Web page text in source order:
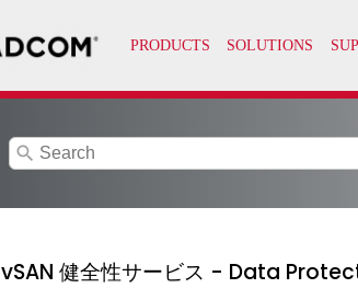
search
vSAN 健全性サービス - Data